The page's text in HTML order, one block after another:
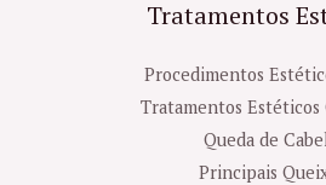
Tratamentos
Procedimentos
Tratamentos Estéticos
Queda de
Principais